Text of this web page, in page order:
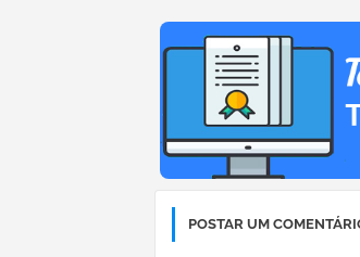
POSTAR UM